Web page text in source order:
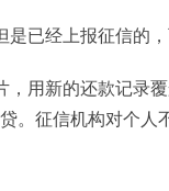
是已经上报征信的
，用新的还款记录
。征信机构对个人